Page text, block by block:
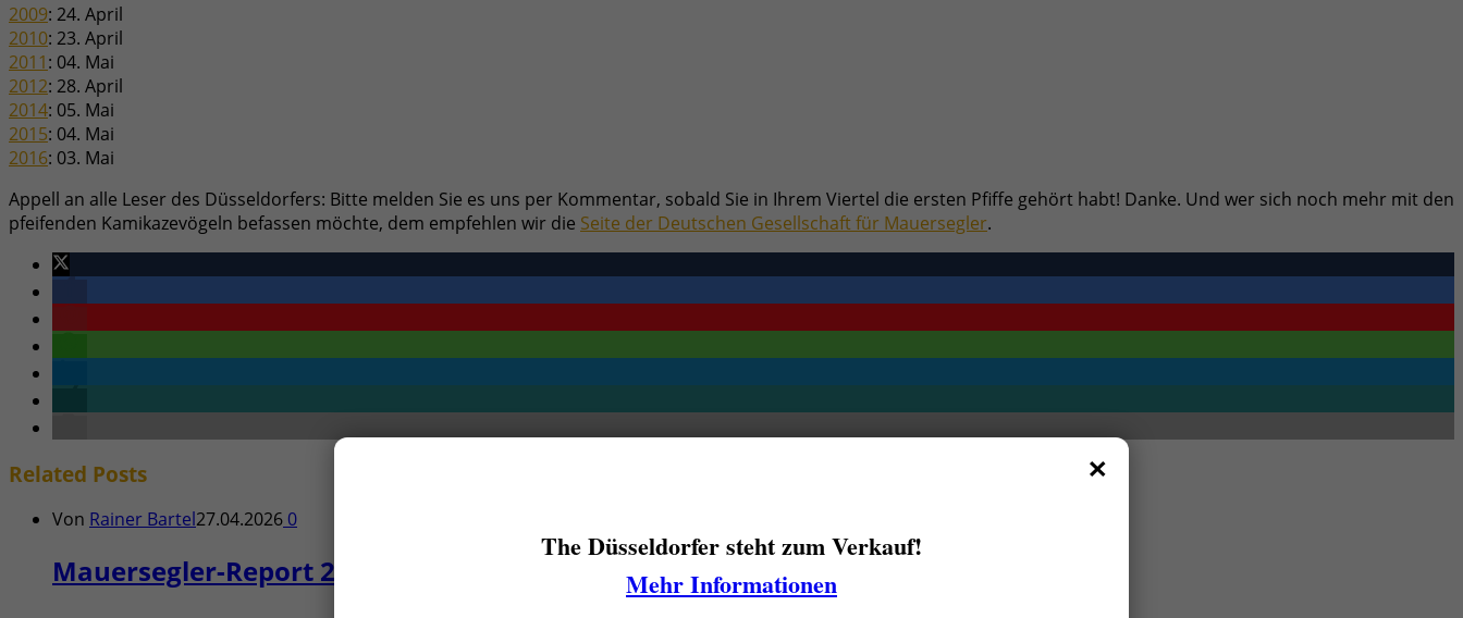
2009: 24. April
2010: 23. April
2011: 04. Mai
2012: 28. April
2014: 05. Mai
2015: 04. Mai
2016: 03. Mai
Appell an alle Leser des Düsseldorfers: Bitte melden Sie es uns per Kommentar, sobald Sie in Ihrem Viertel die ersten Pfiffe gehört habt! Danke. Und wer sich noch mehr mit den
pfeifenden Kamikazevögeln befassen möchte, dem empfehlen wir die Seite der Deutschen Gesellschaft für Mauersegler.
Related Posts
Von Rainer Bartel27.04.2026 0
Mauersegler-Report 2026: Pünktlich wie jedes Jahr
×
The Düsseldorfer steht zum Verkauf!
Mehr Informationen